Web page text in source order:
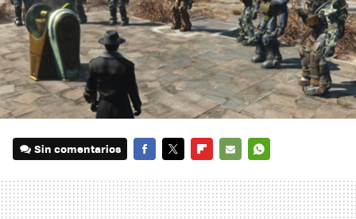
Sin comentarios
MAIL